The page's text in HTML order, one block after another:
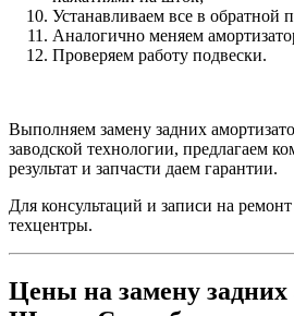
Устанавливаем все в обратной
Аналогично меняем
Проверяем работу подвески.
Выполняем замену задних
заводской технологии, предлагаем
результат и запчасти даем гарантии.
Для консультаций и записи на
техцентры.
Цены на замену задних